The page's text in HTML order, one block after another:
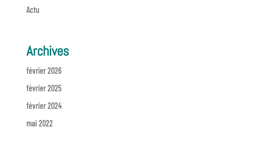
Actu
Archives
février 2026
février 2025
février 2024
mai 2022